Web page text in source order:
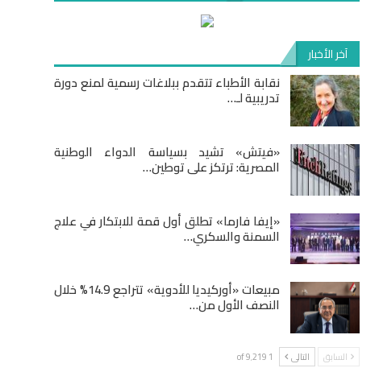
آخر الأخبار
نقابة الأطباء تتقدم ببلاغات رسمية لمنع دورة
تدريبية لـ…
«فيتش» تشيد بسياسة الدواء الوطنية
المصرية: ترتكز على توطين…
«إيفا فارما» تطلق أول قمة للابتكار في علاج
السمنة والسكري…
مبيعات «أوركيديا للأدوية» تتراجع 14.9% خلال
النصف الأول من…
السابق التالى 1 of 9٬219